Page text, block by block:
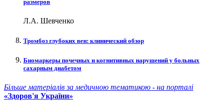
размеров
Л.А. Шевченко
Тромбоз глубоких вен: клинический обзор
Биомаркеры почечных и когнитивных нарушений у больных
сахарным диабетом
Більше матеріалів за медичною тематикою - на порталі
«Здоров'я України»